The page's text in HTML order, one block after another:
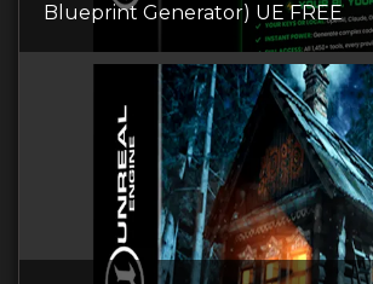
Blueprint Generator) UE FREE